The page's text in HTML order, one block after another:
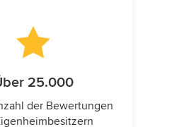
25.000
der Bewertungen